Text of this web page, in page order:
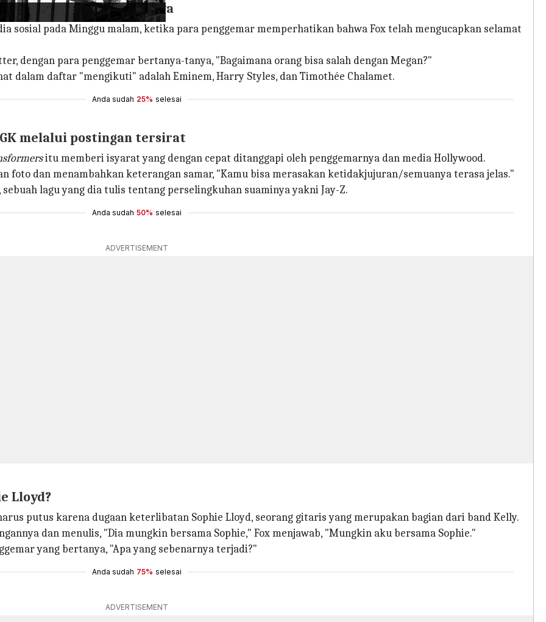
menonaktifkan akunnya
sosial pada Minggu malam, ketika para penggemar memperhatikan bahwa Fox telah mengucapkan selamat
dengan para penggemar bertanya-tanya, "Bagaimana orang bisa salah dengan Megan?"
dalam daftar "mengikuti" adalah Eminem, Harry Styles, dan Timothée Chalamet.
Anda sudah 25% selesai
melalui postingan tersirat
itu memberi isyarat yang dengan cepat ditanggapi oleh penggemarnya dan media Hollywood.
foto dan menambahkan keterangan samar, "Kamu bisa merasakan ketidakjujuran/semuanya terasa jelas."
sebuah lagu yang dia tulis tentang perselingkuhan suaminya yakni Jay-Z.
Anda sudah 50% selesai
ADVERTISEMENT
Lloyd?
putus karena dugaan keterlibatan Sophie Lloyd, seorang gitaris yang merupakan bagian dari band Kelly.
dan menulis, "Dia mungkin bersama Sophie," Fox menjawab, "Mungkin aku bersama Sophie."
yang bertanya, "Apa yang sebenarnya terjadi?"
Anda sudah 75% selesai
ADVERTISEMENT